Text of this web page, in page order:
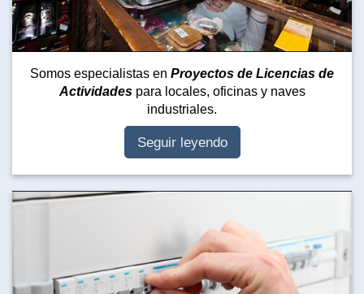
Somos especialistas en Proyectos de Licencias de
Actividadespara locales, oficinas y naves
industriales.
Seguir leyendo